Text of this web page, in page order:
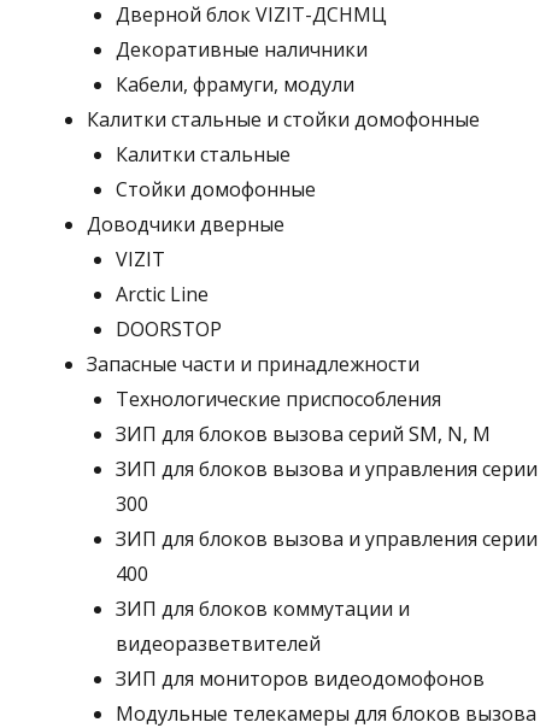
Дверной блок VIZIT-ДСНМЦ
Декоративные наличники
Кабели, фрамуги, модули
Калитки стальные и стойки домофонные
Калитки стальные
Стойки домофонные
Доводчики дверные
VIZIT
Arctic Line
DOORSTOP
Запасные части и принадлежности
Технологические приспособления
ЗИП для блоков вызова серий SM, N, M
ЗИП для блоков вызова и управления серии
300
ЗИП для блоков вызова и управления серии
400
ЗИП для блоков коммутации и
видеоразветвителей
ЗИП для мониторов видеодомофонов
Модульные телекамеры для блоков вызова